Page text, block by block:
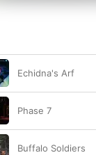
Echidna's Arf
Phase 7
Buffalo Soldiers